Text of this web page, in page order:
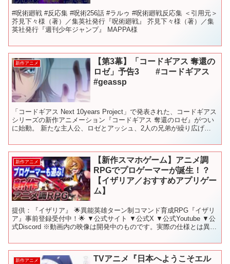
#呪術廻戦 #反応集 #呪術256話 #ラルゥ #呪術廻戦反応集 ＜引用元＞
芥見下々様（著）／集英社発行『呪術廻戦』 芥見下々様（著）／集
英社発行『週刊少年ジャンプ』 MAPPA様
新作アニメ
【第3幕】「コードギアス 奪還の
ロゼ」予告3 #コードギアス
#geassp
「コードギアス Next 10years Project」で発表された、コードギアス
シリーズの新作アニメーション『コードギアス 奪還のロゼ』がつい
に始動。 新たな主人公、ロゼとアッシュ、2人の兄弟が繰り広げ
新作アニメ
【新作スマホゲーム】アニメ調
RPGでプロゲーマーが誕生！？
【イザリア／おすすめアプリゲー
ム】
提供：『イザリア』 🌟異能英雄ターン制コマンド育成RPG『イザリ
ア』事前登録受付中！🌟 ▼公式サイト ▼公式X ▼公式Youtube ▼公
式Discord ※動画内の映像は開発中のものです。実際の仕様とは異な
新作アニメ
TVアニメ『日本へようこそエル